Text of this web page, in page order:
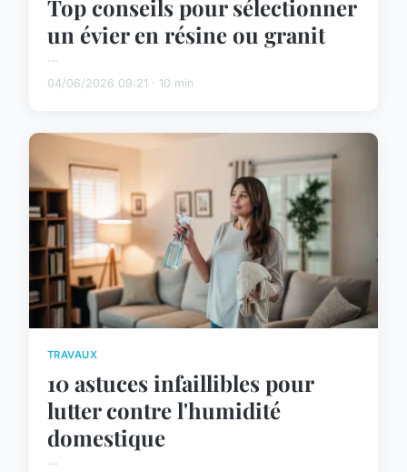
Top conseils pour sélectionner
un évier en résine ou granit
...
04/06/2026 09:21 · 10 min
TRAVAUX
10 astuces infaillibles pour
lutter contre l'humidité
domestique
...